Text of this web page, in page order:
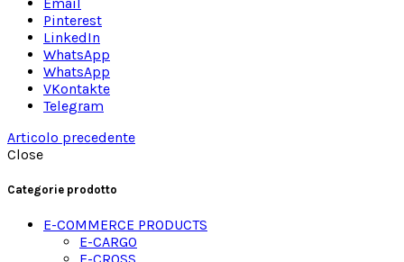
Pinterest
LinkedIn
WhatsApp
WhatsApp
VKontakte
Telegram
Articolo precedente
Close
Categorie prodotto
E-COMMERCE PRODUCTS
E-CARGO